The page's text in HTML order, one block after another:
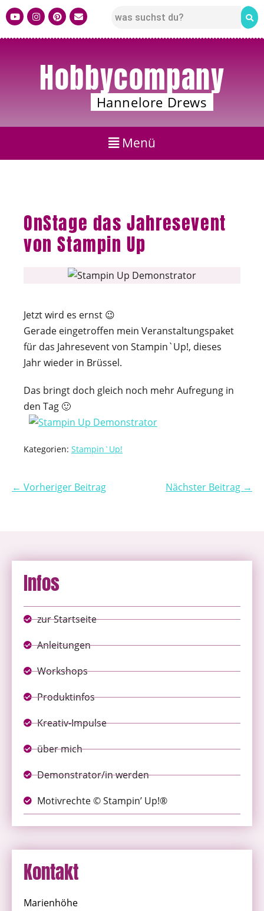
Hobbycompany
Hannelore Drews
OnStage das Jahresevent
von Stampin Up
Jetzt wird es ernst 😉
Gerade eingetroffen mein Veranstaltungspaket
für das Jahresevent von Stampin`Up!, dieses
Jahr wieder in Brüssel.
Das bringt doch gleich noch mehr Aufregung in
den Tag 🙂
Kategorien: Stampin`Up!
← Vorheriger Beitrag Nächster Beitrag →
Infos
zur Startseite
Anleitungen
Workshops
Produktinfos
Kreativ-Impulse
über mich
Demonstrator/in werden
Motivrechte © Stampin’ Up!®
Kontakt
Marienhöhe